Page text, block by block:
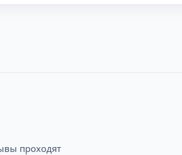
проходят